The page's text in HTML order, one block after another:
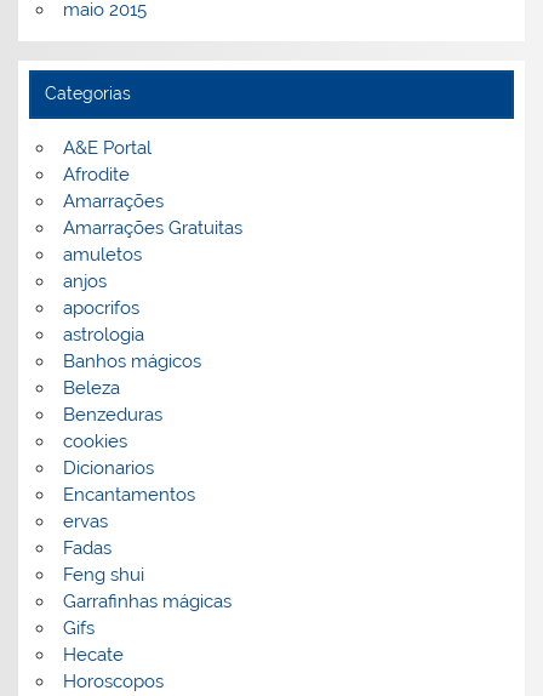
maio 2015
Categorias
A&E Portal
Afrodite
Amarrações
Amarrações Gratuitas
amuletos
anjos
apocrifos
astrologia
Banhos mágicos
Beleza
Benzeduras
cookies
Dicionarios
Encantamentos
ervas
Fadas
Feng shui
Garrafinhas mágicas
Gifs
Hecate
Horoscopos